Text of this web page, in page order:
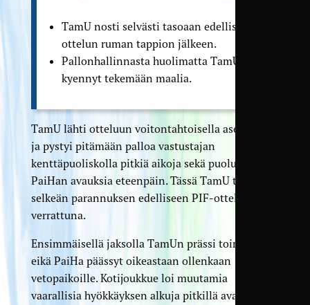
TamU nosti selvästi tasoaan edellisen
ottelun ruman tappion jälkeen.
Pallonhallinnasta huolimatta TamU ei
kyennyt tekemään maalia.
TamU lähti otteluun voitontahtoisella asenteella
ja pystyi pitämään palloa vastustajan
kenttäpuoliskolla pitkiä aikoja sekä puolustamaan
PaiHan avauksia eteenpäin. Tässä TamU teki
selkeän parannuksen edelliseen PIF-otteluun
verrattuna.
Ensimmäisellä jaksolla TamUn prässi toimi hyvin,
eikä PaiHa päässyt oikeastaan ollenkaan
vetopaikoille. Kotijoukkue loi muutamia
vaarallisia hyökkäyksen alkuja pitkillä avauksilla,